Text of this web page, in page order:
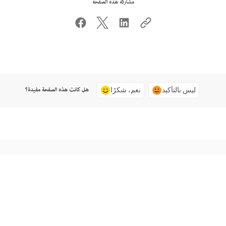
هل كانت هذه الصفحة مفيدة؟ نعم، شكرًا ليس بالتأكيد